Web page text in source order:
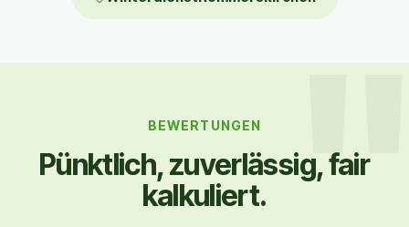
BEWERTUNGEN
Pünktlich, zuverlässig, fair
kalkuliert.